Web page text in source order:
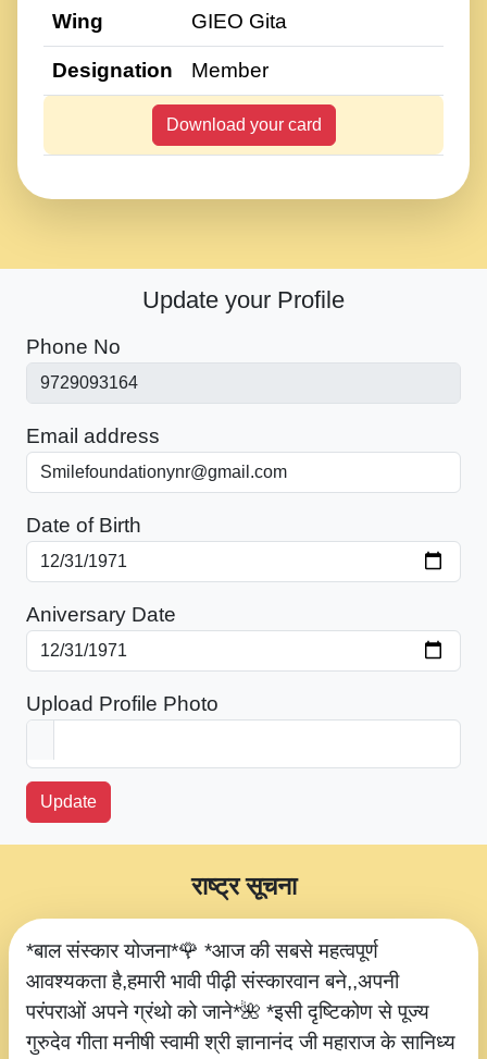
Wing GIEO Gita
Designation Member
Download your card
Update your Profile
Phone No
Email address
Date of Birth
Aniversary Date
Upload Profile Photo
Update
*बाल संस्कार योजना*🌹 *आज की सबसे महत्वपूर्ण
आवश्यकता है,हमारी भावी पीढ़ी संस्कारवान बने,,अपनी
परंपराओं अपने ग्रंथो को जाने*🌺 *इसी दृष्टिकोण से पूज्य
गुरुदेव गीता मनीषी स्वामी श्री ज्ञानानंद जी महाराज के सानिध्य
राष्ट्र सूचना